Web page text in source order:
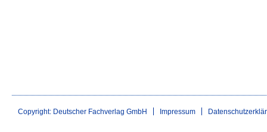
Copyright: Deutscher Fachverlag GmbH Impressum